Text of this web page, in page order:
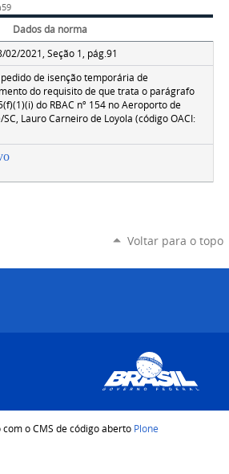
Dados da norma
02/2021, Seção 1, pág.91
de isenção temporária de
do requisito de que trata o parágrafo
do RBAC nº 154 no Aeroporto de
SC, Lauro Carneiro de Loyola (código OACI:
Voltar para o topo
com o CMS de código aberto Plone